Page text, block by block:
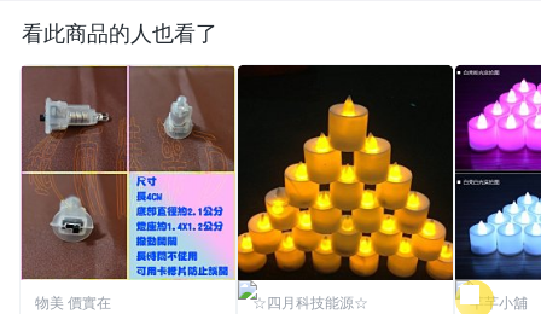
看此商品的人也看了
物美 價實在 ☆四月科技能源☆ 芊芊小舖